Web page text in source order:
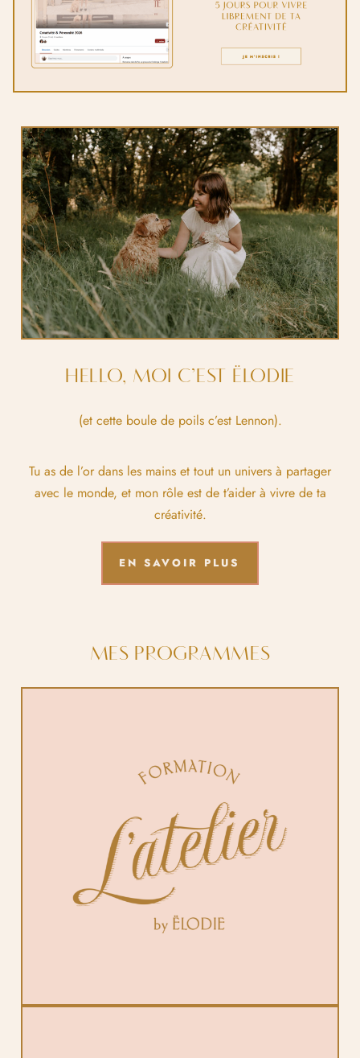
HELLO, MOI C’EST ËLODIE
(et cette boule de poils c’est Lennon).
Tu as de l’or dans les mains et tout un univers à partager
avec le monde, et mon rôle est de t’aider à vivre de ta
créativité.
EN SAVOIR PLUS
MES PROGRAMMES